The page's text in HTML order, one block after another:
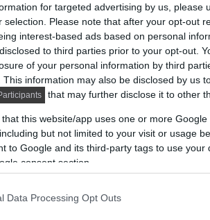
for targeted advertising by us, please
selection. Please note that after your opt-out
interest-based ads based on personal
to third parties prior to your opt-out.
of your personal information by third
This information may also be disclosed by us
that may further disclose it to other
that this website/app uses one or more
but not limited to your visit or usage
to Google and its third-party tags to use
consent section.
Data Processing Opt Outs
a különleges és magas minőségű
LAKÁSOKNAK …
design villanykapcsolókkal és
van, amely könnyűvé teszi, hogy
stílusát, eredetiségét.